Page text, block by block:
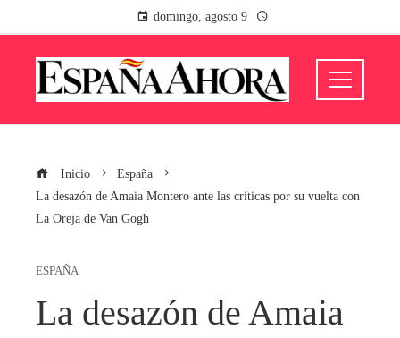
domingo, agosto 9
Inicio
España
La desazón de Amaia Montero ante las críticas por su vuelta con
La Oreja de Van Gogh
ESPAÑA
La desazón de Amaia